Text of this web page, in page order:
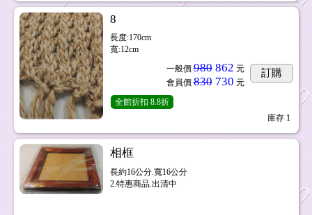
8
長度:170cm
寬:12cm
一般價 980862 元
會員價 830730 元
訂購
全館折扣 8.8折
庫存 1
相框
長約16公分.寬16公分
2.特惠商品.出清中